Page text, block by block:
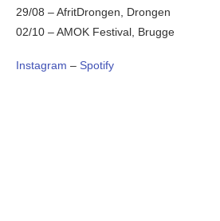
29/08 – AfritDrongen, Drongen
02/10 – AMOK Festival, Brugge
Instagram – Spotify